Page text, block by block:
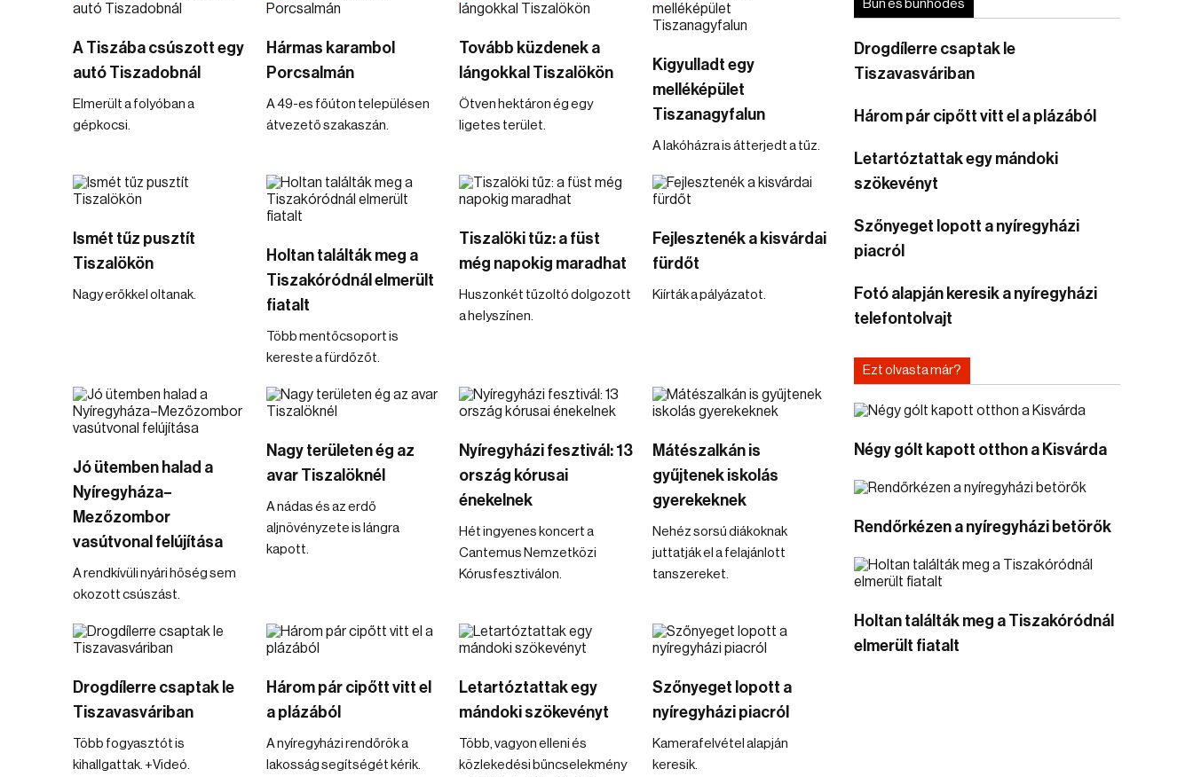
A Tiszába csúszott egy
autó Tiszadobnál
Elmerült a folyóban a
gépkocsi.
Hármas karambol
Porcsalmán
A 49-es főúton településen
átvezető szakaszán.
Tovább küzdenek a
lángokkal Tiszalökön
Ötven hektáron ég egy
ligetes terület.
Kigyulladt egy
melléképület
Tiszanagyfalun
A lakóházra is átterjedt a tűz.
Ismét tűz pusztít
Tiszalökön
Nagy erőkkel oltanak.
Holtan találták meg a
Tiszakóródnál elmerült
fiatalt
Több mentőcsoport is
kereste a fürdőzőt.
Tiszalöki tűz: a füst
még napokig maradhat
Huszonkét tűzoltó dolgozott
a helyszínen.
Fejlesztenék a kisvárdai
fürdőt
Kiírták a pályázatot.
Jó ütemben halad a
Nyíregyháza–
Mezőzombor
vasútvonal felújítása
A rendkívüli nyári hőség sem
okozott csúszást.
Nagy területen ég az
avar Tiszalöknél
A nádas és az erdő
aljnövényzete is lángra
kapott.
Nyíregyházi fesztivál: 13
ország kórusai
énekelnek
Hét ingyenes koncert a
Cantemus Nemzetközi
Kórusfesztiválon.
Mátészalkán is
gyűjtenek iskolás
gyerekeknek
Nehéz sorsú diákoknak
juttatják el a felajánlott
tanszereket.
Drogdílerre csaptak le
Tiszavasváriban
Több fogyasztót is
kihallgattak. +Videó.
Három pár cipőtt vitt el
a plázából
A nyíregyházi rendőrök a
lakosság segítségét kérik.
Letartóztattak egy
mándoki szökevényt
Több, vagyon elleni és
közlekedési bűncselekmény
Szőnyeget lopott a
nyíregyházi piacról
Kamerafelvétel alapján
keresik.
Bűn és bűnhődés
Drogdílerre csaptak le
Tiszavasváriban
Három pár cipőtt vitt el a plázából
Letartóztattak egy mándoki
szökevényt
Szőnyeget lopott a nyíregyházi
piacról
Fotó alapján keresik a nyíregyházi
telefontolvajt
Ezt olvasta már?
Négy gólt kapott otthon a Kisvárda
Rendőrkézen a nyíregyházi betörők
Holtan találták meg a Tiszakóródnál
elmerült fiatalt